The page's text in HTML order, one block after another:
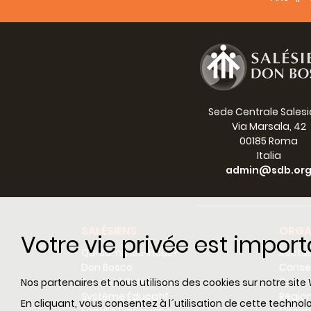
Votre vie privée est
Nos partenaires et nous utilisons des cookies sur notre
En cliquant, vous consentez à l´utilisation de cette
dans
notre
été
Les
des
en
Sede Centrale
Via Marsala, 42
00185 Roma
Italia
admin@sdb.org
Qui sommes-nous?
Sainteté Salésienne
Système Éducatif
Régions